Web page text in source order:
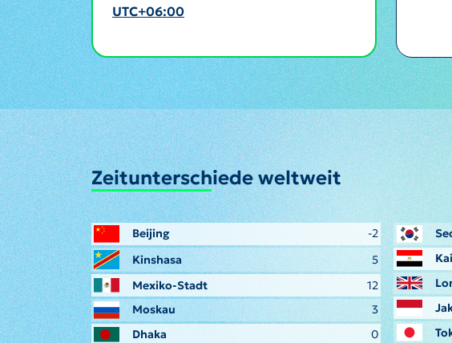
UTC+06:00
Zeitunterschiede weltweit
Beijing
-2
Kinshasa
5
Mexiko-Stadt
12
Moskau
3
Dhaka
0